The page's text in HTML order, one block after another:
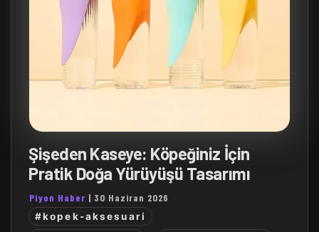
Şişeden Kaseye: Köpeğiniz İçin
Pratik Doğa Yürüyüşü Tasarımı
Piyon Haber | 30 Haziran 2026
#kopek-aksesuari